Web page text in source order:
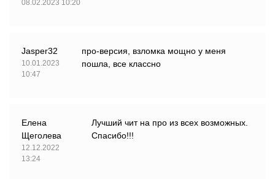
08.02.2023 10:20
Jasper32
10.01.2023
10:47
про-версия, взломка мощно у меня
пошла, все классно
Елена
Щеголева
12.12.2022
13:24
Лучший чит на про из всех возможных.
Спасибо!!!